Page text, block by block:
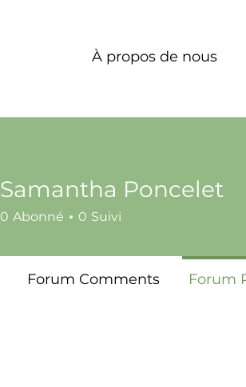
À propos de nous
Samantha Poncelet
0 Abonné 0 Suivi
Forum Comments Forum